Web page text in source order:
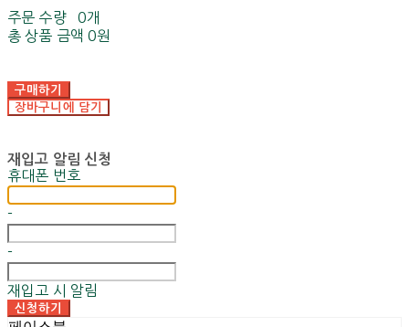
주문 수량
0개
총 상품 금액 0원
구매하기
장바구니에 담기
재입고 알림 신청
휴대폰 번호
-
-
재입고 시 알림
신청하기